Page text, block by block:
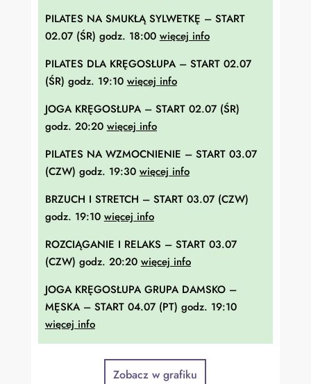
PILATES NA SMUKŁĄ SYLWETKĘ – START
02.07 (ŚR) godz. 18:00 więcej info
PILATES DLA KRĘGOSŁUPA – START 02.07
(ŚR) godz. 19:10 więcej info
JOGA KRĘGOSŁUPA – START 02.07 (ŚR)
godz. 20:20 więcej info
PILATES NA WZMOCNIENIE – START 03.07
(CZW) godz. 19:30 więcej info
BRZUCH I STRETCH – START 03.07 (CZW)
godz. 19:10 więcej info
ROZCIĄGANIE I RELAKS – START 03.07
(CZW) godz. 20:20 więcej info
JOGA KRĘGOSŁUPA GRUPA DAMSKO –
MĘSKA – START 04.07 (PT) godz. 19:10
więcej info
Zobacz w grafiku